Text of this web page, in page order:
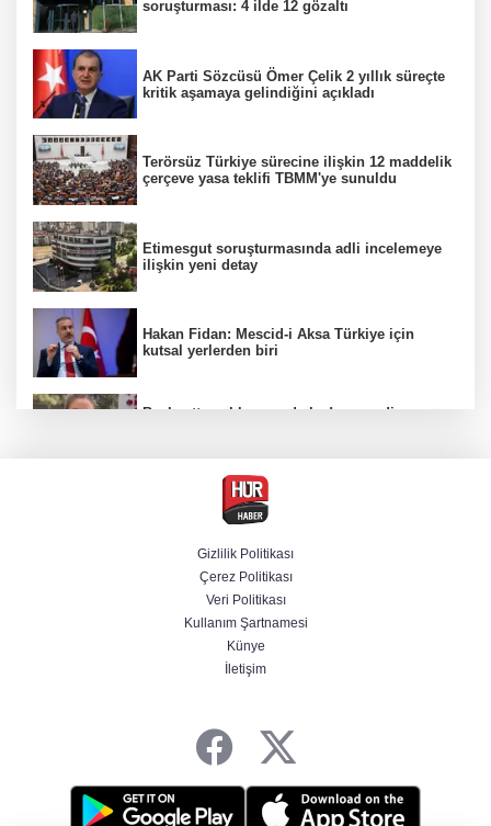
soruşturması: 4 ilde 12 gözaltı
AK Parti Sözcüsü Ömer Çelik 2 yıllık süreçte
kritik aşamaya gelindiğini açıkladı
Terörsüz Türkiye sürecine ilişkin 12 maddelik
çerçeve yasa teklifi TBMM'ye sunuldu
Etimesgut soruşturmasında adli incelemeye
ilişkin yeni detay
Hakan Fidan: Mescid-i Aksa Türkiye için
kutsal yerlerden biri
Başkentte yol kenarında kadın cesedi
CHP'li belediye başkanın yazışmaları rüşvet
ağını ortaya koydu
Özel ve Ağbaba hakkında dokunulmazlık
talebi iletildi
Başvurular başladı! Polis Akademisi 350
Gizlilik Politikası
Çerez Politikası
Veri Politikası
Kullanım Şartnamesi
Künye
İletişim